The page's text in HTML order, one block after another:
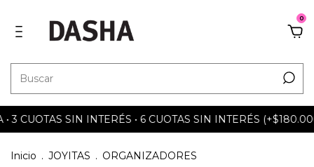
0
3 CUOTAS SIN INTERÉS • 6 CUOTAS SIN INTERÉS
Inicio . JOYITAS . ORGANIZADORES